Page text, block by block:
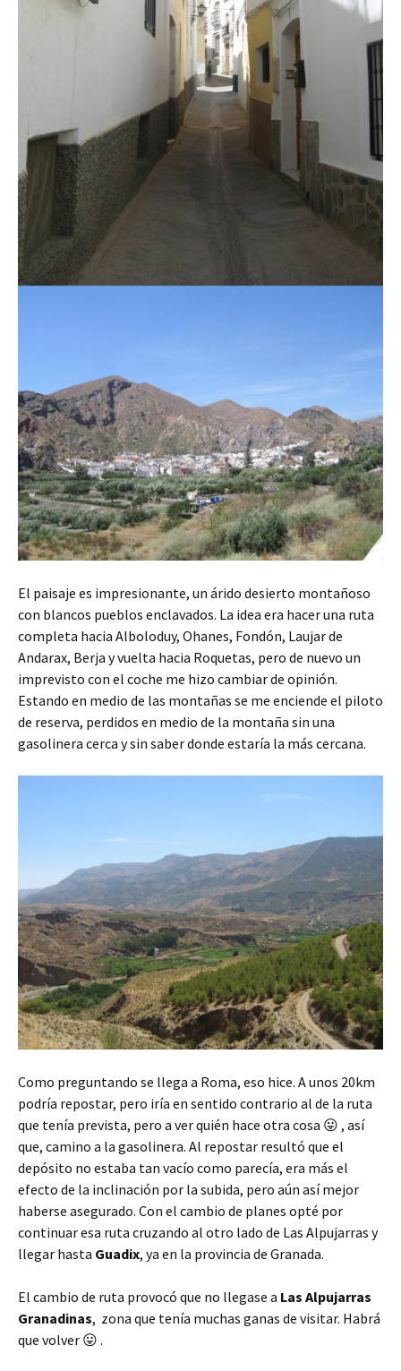
El paisaje es impresionante, un árido desierto montañoso
con blancos pueblos enclavados. La idea era hacer una ruta
completa hacia Alboloduy, Ohanes, Fondón, Laujar de
Andarax, Berja y vuelta hacia Roquetas, pero de nuevo un
imprevisto con el coche me hizo cambiar de opinión.
Estando en medio de las montañas se me enciende el piloto
de reserva, perdidos en medio de la montaña sin una
gasolinera cerca y sin saber donde estaría la más cercana.
Como preguntando se llega a Roma, eso hice. A unos 20km
podría repostar, pero iría en sentido contrario al de la ruta
que tenía prevista, pero a ver quién hace otra cosa 😛 , así
que, camino a la gasolinera. Al repostar resultó que el
depósito no estaba tan vacío como parecía, era más el
efecto de la inclinación por la subida, pero aún así mejor
haberse asegurado. Con el cambio de planes opté por
continuar esa ruta cruzando al otro lado de Las Alpujarras y
llegar hasta Guadix, ya en la provincia de Granada.
El cambio de ruta provocó que no llegase a Las Alpujarras
Granadinas, zona que tenía muchas ganas de visitar. Habrá
que volver 😛 .